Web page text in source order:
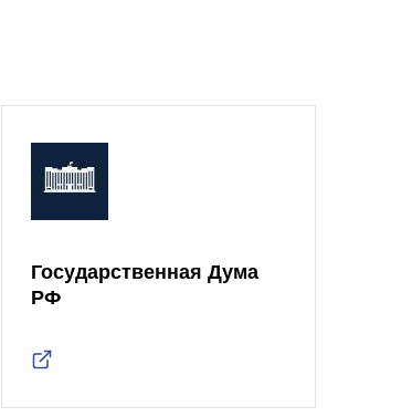
Государственная Дума
РФ